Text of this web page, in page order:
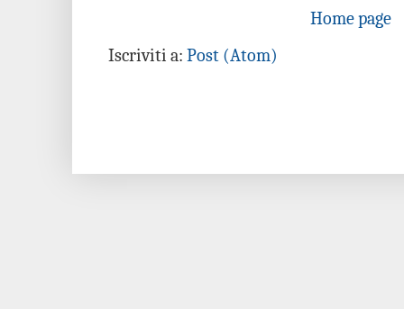
Home page
Iscriviti a: Post (Atom)